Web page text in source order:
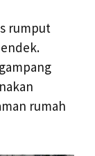
rumput
rumah